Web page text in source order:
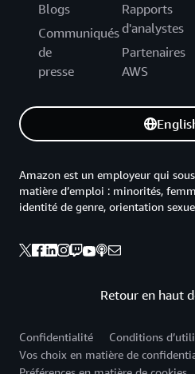
Blogs
Communiqués
de
presse
Rapports
d'analystes
Partenaires
AWS
Retour en haut
Amazon est un employeur qui
matière d’emploi : minorités,
identité de genre, orientation
Confidentialité
Conditions
Vos choix en matière de